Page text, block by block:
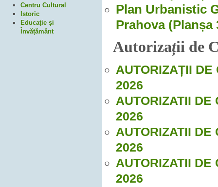
Plan Urbanistic
Prahova (Planșa
Autorizații de
AUTORIZAȚII DE
2026
AUTORIZATII DE
2026
AUTORIZATII DE
2026
AUTORIZATII DE
2026
Centru Cultural
Istoric
Educație și
Învățământ